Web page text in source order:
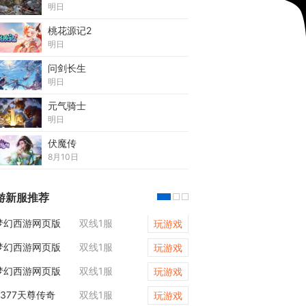
明日
桃花源记2
明日
问剑长生
明日
元气骑士
明日
伏魔传
8月10日
新服推荐
幻西游网页版 双线1服
玩游戏
幻西游网页版
双线1服
玩游戏
幻西游网页版
双线1服
玩游戏
天尊传奇
双线1服 玩游戏